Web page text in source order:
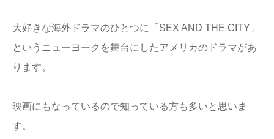
大好きな海外ドラマのひとつに「SEX AND THE CITY」
というニューヨークを舞台にしたアメリカのドラマがあ
ります。
映画にもなっているので知っている方も多いと思いま
す。